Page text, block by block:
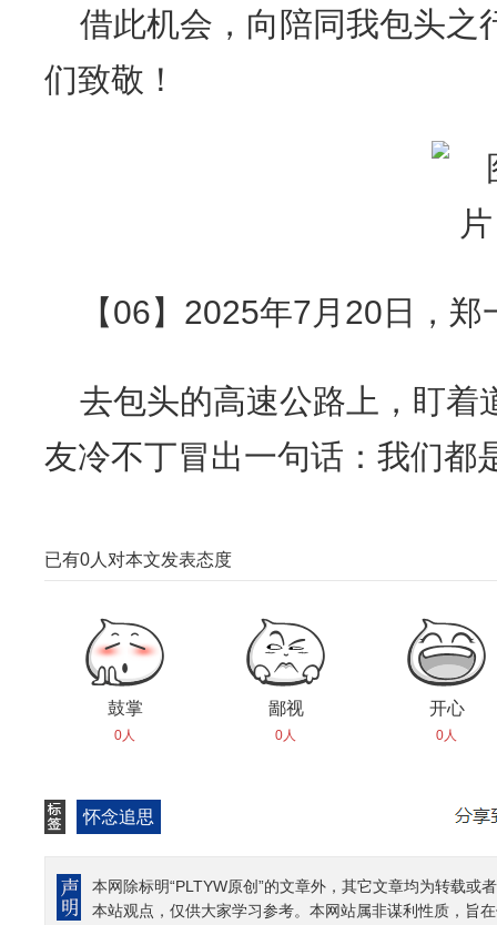
借此机会，向陪同我包头之
们致敬！
【06】2025年7月20日，
去包头的高速公路上，盯着
友冷不丁冒出一句话：我们都
已有0 人对本文发表态度
鼓掌
0人
鄙视
0人
开心
0人
怀念追思
本网除标明“PLTYW原创”的文章外，其它文章均为转载
本站观点，仅供大家学习参考。本网站属非谋利性质，旨